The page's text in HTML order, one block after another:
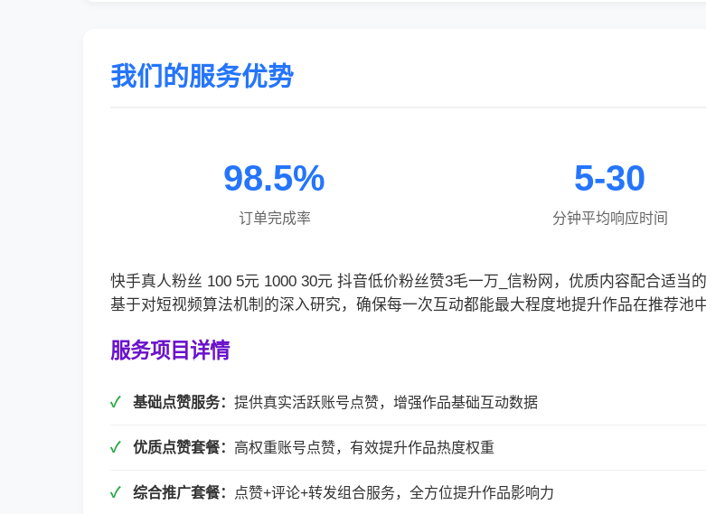
我们的服务优势
98.5%
订单完成率
5-30
分钟平均响应时间
快手真人粉丝 100 5元 1000 30元 抖音低价粉丝赞3毛一万_信粉网，优质内容配合适当
基于对短视频算法机制的深入研究，确保每一次互动都能最大程度地提升作品在推荐池中
服务项目详情
基础点赞服务： 提供真实活跃账号点赞，增强作品基础互动数据
优质点赞套餐： 高权重账号点赞，有效提升作品热度权重
综合推广套餐： 点赞+评论+转发组合服务，全方位提升作品影响力